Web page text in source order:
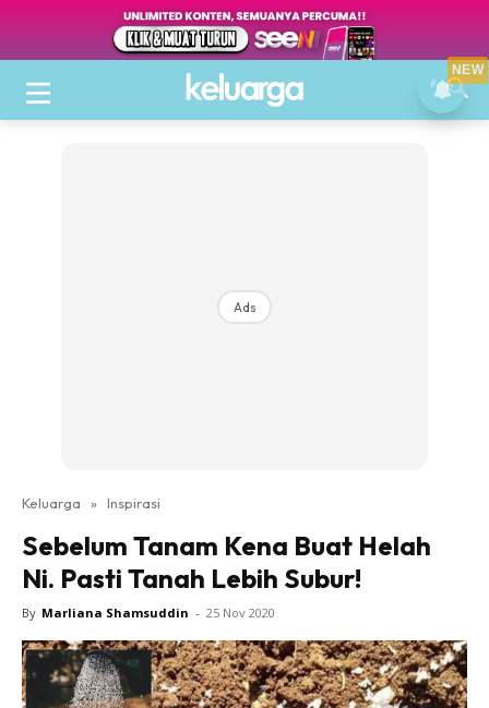
Ads
Keluarga » Inspirasi
Sebelum Tanam Kena Buat Helah
Ni. Pasti Tanah Lebih Subur!
By Marliana Shamsuddin - 25 Nov 2020
NEW